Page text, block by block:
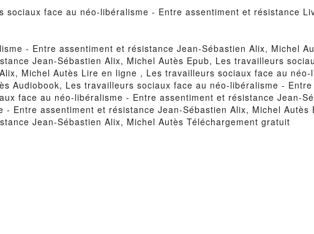
face au néo-libéralisme - Entre assentiment et résistance
- Entre assentiment et résistance Jean-Sébastien Alix, Michel
Jean-Sébastien Alix, Michel Autès Epub, Les travailleurs
Michel Autès Lire en ligne , Les travailleurs sociaux face au
Audiobook, Les travailleurs sociaux face au néo-libéralisme -
face au néo-libéralisme - Entre assentiment et résistance Jean-
Entre assentiment et résistance Jean-Sébastien Alix, Michel
Jean-Sébastien Alix, Michel Autès Téléchargement gratuit